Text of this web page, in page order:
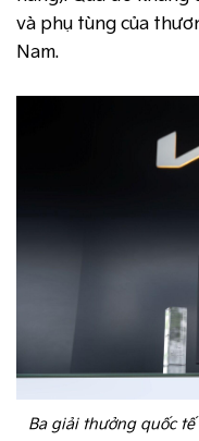
và phụ tùng của
Nam.
Ba giải thưởng quốc